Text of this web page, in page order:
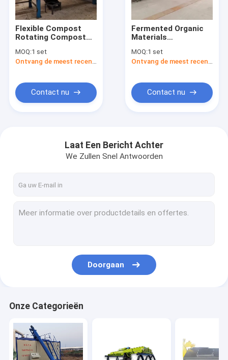
Thuis
Producten
Over ons
Flexible Compost
Rotating Compost
Composter /
Composting
MOQ:1 set
Ontvang de meest recente Prijs
Contact nu
Fermented Organic
Materials
Fertilizer Making
Plant Production
Fertilizer Making
Equipment
MOQ:1 set
Ontvang de meest recente Prijs
Contact nu
Laat Een Bericht Achter
We Zullen Snel Antwoorden
Doorgaan
Onze Categorieën